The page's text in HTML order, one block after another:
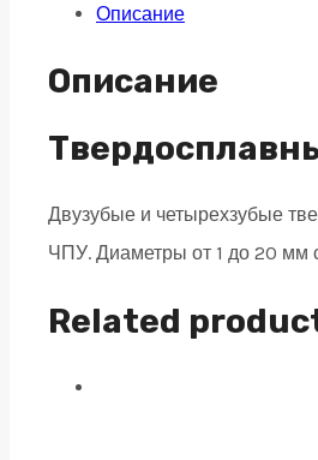
плоским
зуба,
65,
Nano
удлиненная
Описание
Описание
Двузубые и четырехзубые
ЧПУ. Диаметры от 1 до 20 мм
Related